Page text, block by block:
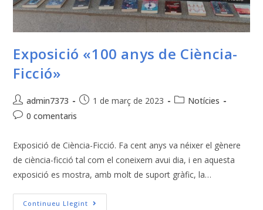
Exposició «100 anys de Ciència-
Ficció»
admin7373 1 de març de 2023
Notícies
0 comentaris
Exposició de Ciència-Ficció. Fa cent anys va néixer el gènere
de ciència-ficció tal com el coneixem avui dia, i en aquesta
exposició es mostra, amb molt de suport gràfic, la…
Continueu Llegint